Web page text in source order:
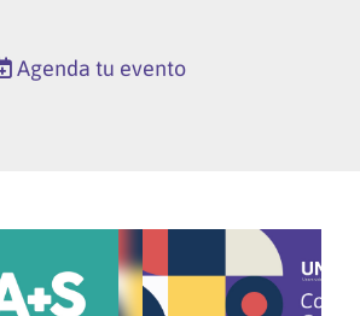
Agenda tu evento